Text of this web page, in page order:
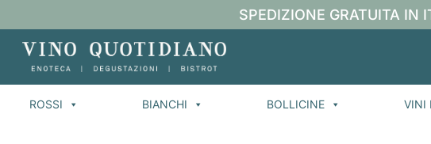
SPEDIZIONE GRATUITA IN
ROSSI BIANCHI BOLLICINE VINI